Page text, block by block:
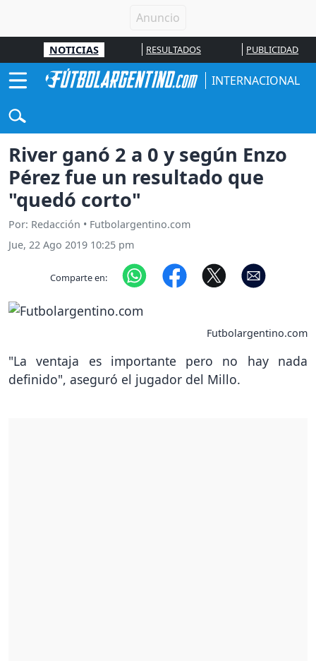
NOTICIAS RESULTADOS PUBLICIDAD
INTERNACIONAL
River ganó 2 a 0 y según Enzo
Pérez fue un resultado que
"quedó corto"
Por: Redacción • Futbolargentino.com
Jue, 22 Ago 2019 10:25 pm
Comparte en:
Futbolargentino.com
"La ventaja es importante pero no hay nada
definido", aseguró el jugador del Millo.